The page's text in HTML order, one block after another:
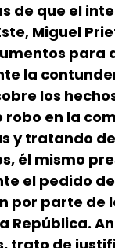
de que el
Miguel
para
la
los
robo en la
y tratando
él mismo
el pedido
por parte de
República.